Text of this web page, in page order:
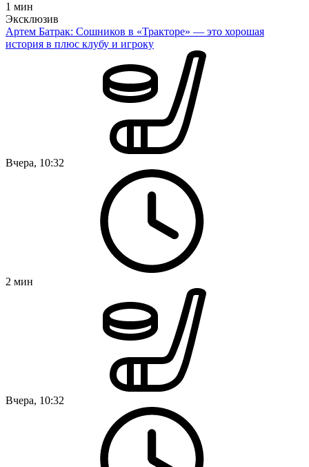
1 мин
Эксклюзив
Артем Батрак: Сошников в «Тракторе» — это хорошая
история в плюс клубу и игроку
Вчера, 10:32
2 мин
Вчера, 10:32